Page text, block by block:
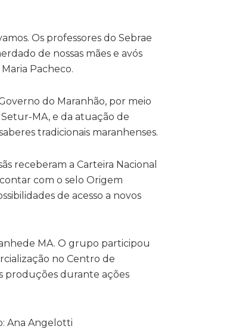
Os professores do Sebrae
de nossas mães e avós
Pacheco.
do Maranhão, por meio
MA, e da atuação de
tradicionais maranhenses.
receberam a Carteira Nacional
com o selo Origem
de acesso a novos
MA. O grupo participou
no Centro de
produções durante ações